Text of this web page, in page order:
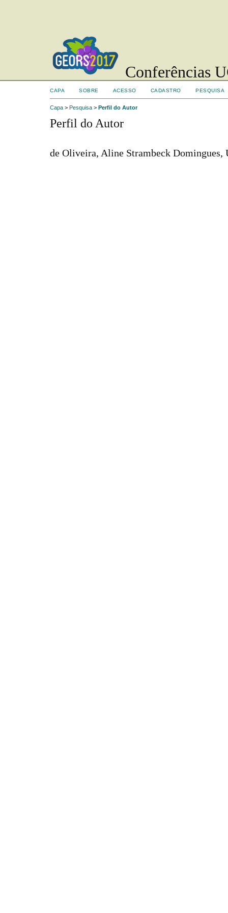
Conferências
CAPA SOBRE ACESSO CADASTRO PESQUISA
Capa > Pesquisa > Perfil do Autor
Perfil do Autor
de Oliveira, Aline Strambeck Domingues,